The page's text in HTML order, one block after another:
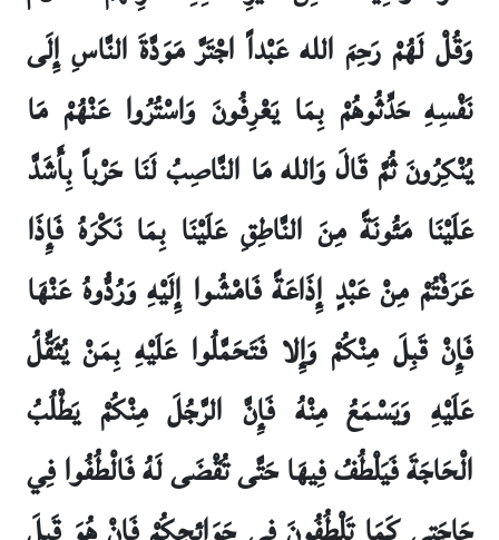
وَقُلْ لَهُمْ رَحِمَ الله عَبْداً اجْتَرَّ مَوَدَّةَ النَّاسِ إِلَى
نَفْسِهِ حَدِّثُوهُمْ بِمَا يَعْرِفُونَ وَاسْتُرُوا عَنْهُمْ مَا
يُنْكِرُونَ ثُمَّ قَالَ وَالله مَا النَّاصِبُ لَنَا حَرْباً بِأَشَدَّ
عَلَيْنَا مَئُونَةً مِنَ النَّاطِقِ عَلَيْنَا بِمَا نَكْرَهُ فَإِذَا
عَرَفْتُمْ مِنْ عَبْدٍ إِذَاعَةً فَامْشُوا إِلَيْهِ وَرُدُّوهُ عَنْهَا
فَإِنْ قَبِلَ مِنْكُمْ وَإِلا فَتَحَمَّلُوا عَلَيْهِ بِمَنْ يُثَقِّلُ
عَلَيْهِ وَيَسْمَعُ مِنْهُ فَإِنَّ الرَّجُلَ مِنْكُمْ يَطْلُبُ
الْحَاجَةَ فَيَلْطُفُ فِيهَا حَتَّى تُقْضَى لَهُ فَالْطُفُوا فِي